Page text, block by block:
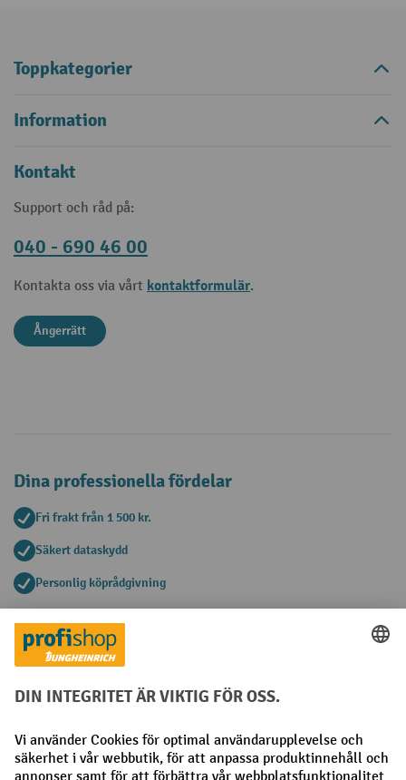
Toppkategorier
Information
Kontakt
Support och råd på:
040 - 690 46 00
Kontakta oss via vårt kontaktformulär.
Ångerrätt
Dina professionella fördelar
Fri frakt från 1 500 kr.
Säkert dataskydd
Personlig köprådgivning
Betalningsmetoder
Faktura Förskottsbetalning
Sociala nätverk